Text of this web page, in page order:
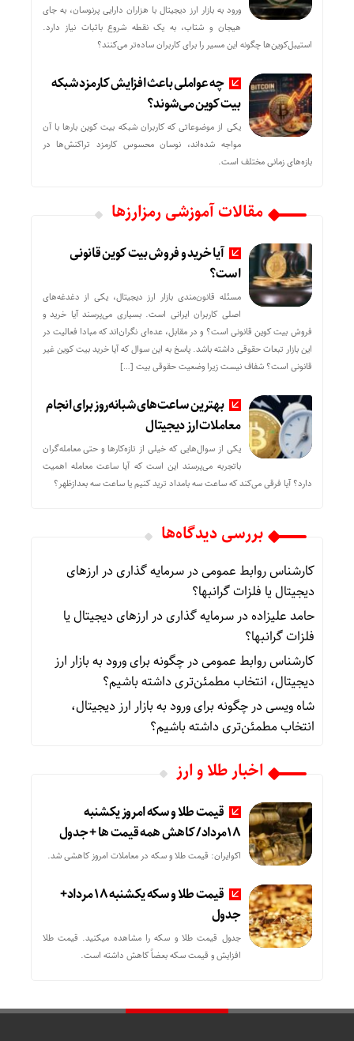
ورود به بازار ارز دیجیتال با هزاران دارایی پرنوسان، به جای
هیجان و شتاب، به یک نقطه شروع باثبات نیاز دارد.
استیبل‌کوین‌ها چگونه این مسیر را برای کاربران ساده‌تر می‌کنند؟
چه عواملی باعث افزایش کارمزد شبکه
بیت کوین می‌شوند؟
یکی از موضوعاتی که کاربران شبکه بیت کوین بارها با آن
مواجه شده‌اند، نوسان محسوس کارمزد تراکنش‌ها در
بازه‌های زمانی مختلف است.
مقالات آموزشی رمزارزها
آیا خرید و فروش بیت کوین قانونی
است؟
مسئله قانون‌مندی بازار ارز دیجیتال، یکی از دغدغه‌های
اصلی کاربران ایرانی است. بسیاری می‌پرسند آیا خرید و
فروش بیت کوین قانونی است؟ و در مقابل، عده‌ای نگران‌اند که مبادا فعالیت در
این بازار تبعات حقوقی داشته باشد. پاسخ به این سوال که آیا خرید بیت کوین غیر
قانونی است؟ شفاف نیست زیرا وضعیت حقوقی بیت‌ […]
بهترین ساعت‌های شبانه‌روز برای انجام
معاملات ارز دیجیتال
یکی از سوال‌هایی که خیلی از تازه‌کارها و حتی معامله‌گران
باتجربه می‌پرسند این است که آیا ساعت معامله اهمیت
دارد؟ آیا فرقی می‌کند که ساعت سه بامداد ترید کنیم یا ساعت سه بعدازظهر؟
بررسی دیدگاه‌ها
کارشناس روابط عمومیدرسرمایه گذاری در ارزهای
دیجیتال یا فلزات گرانبها؟
حامد علیزادهدرسرمایه گذاری در ارزهای دیجیتال یا
فلزات گرانبها؟
کارشناس روابط عمومیدرچگونه برای ورود به بازار ارز
دیجیتال، انتخاب مطمئن‌تری داشته باشیم؟
شاه ویسیدرچگونه برای ورود به بازار ارز دیجیتال،
انتخاب مطمئن‌تری داشته باشیم؟
اخبار طلا و ارز
قیمت طلا و سکه امروز یکشنبه
18مرداد/ کاهش همه قیمت ها + جدول
اکوایران: قیمت طلا و سکه در معاملات امروز کاهشی شد.
قیمت طلا و سکه یکشنبه 18 مرداد+
جدول
جدول قیمت طلا و سکه را مشاهده میکنید. قیمت‌ طلا
افزایش و قیمت سکه بعضاً کاهش داشته است.